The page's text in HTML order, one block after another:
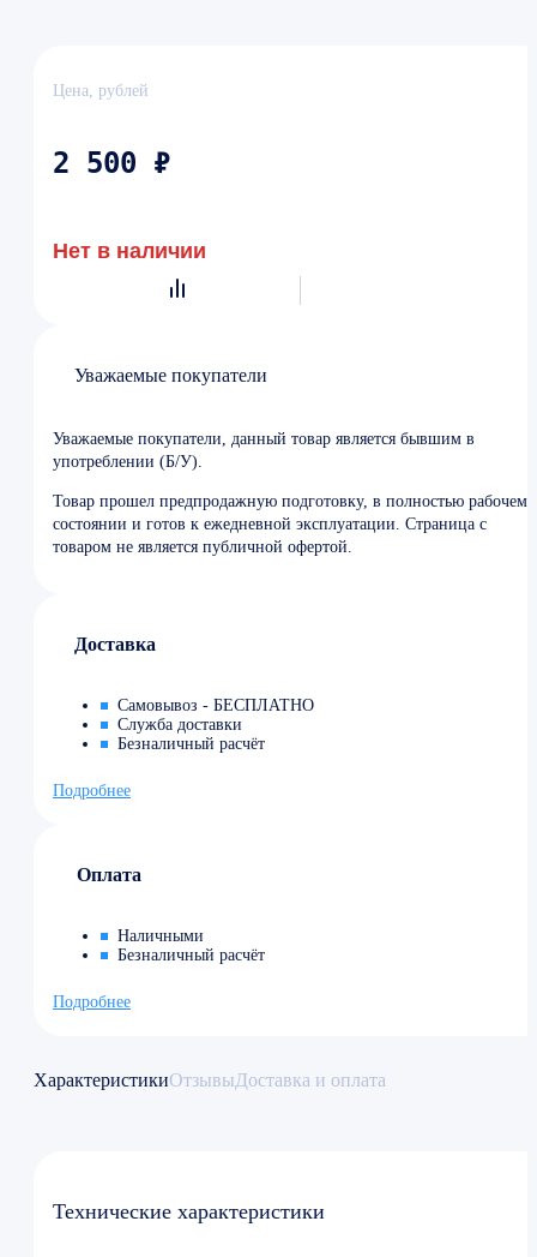
Цена, рублей
2 500 ₽
Нет в наличии
Уважаемые покупатели
Уважаемые покупатели, данный товар является бывшим в
употреблении (Б/У).
Товар прошел предпродажную подготовку, в полностью рабочем
состоянии и готов к ежедневной эксплуатации. Страница с
товаром не является публичной офертой.
Доставка
Самовывоз - БЕСПЛАТНО
Служба доставки
Безналичный расчёт
Подробнее
Оплата
Наличными
Безналичный расчёт
Подробнее
ХарактеристикиОтзывыДоставка и оплата
Технические характеристики